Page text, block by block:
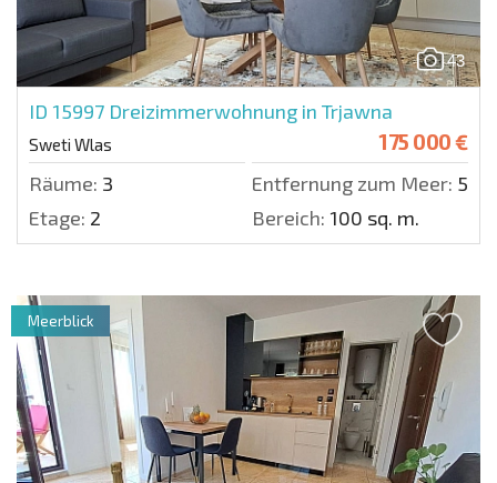
43
ID 15997 Dreizimmerwohnung in Trjawna
Sweti Wlas 175 000 €
Räume: 3 Entfernung zum Meer: 50
Etage: 2 Bereich: 100 sq. m.
Meerblick